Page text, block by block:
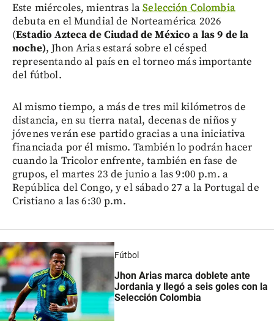
Este miércoles, mientras laSelección Colombia
debuta en el Mundial de Norteamérica 2026
(Estadio Azteca de Ciudad de México a las 9 de la
noche), Jhon Arias estará sobre el césped
representando al país en el torneo más importante
del fútbol.
Al mismo tiempo, a más de tres mil kilómetros de
distancia, en su tierra natal, decenas de niños y
jóvenes verán ese partido gracias a una iniciativa
financiada por él mismo. También lo podrán hacer
cuando la Tricolor enfrente, también en fase de
grupos, el martes 23 de junio a las 9:00 p.m. a
República del Congo, y el sábado 27 a la Portugal de
Cristiano a las 6:30 p.m.
Fútbol
Jhon Arias marca doblete ante
Jordania y llegó a seis goles con la
Selección Colombia